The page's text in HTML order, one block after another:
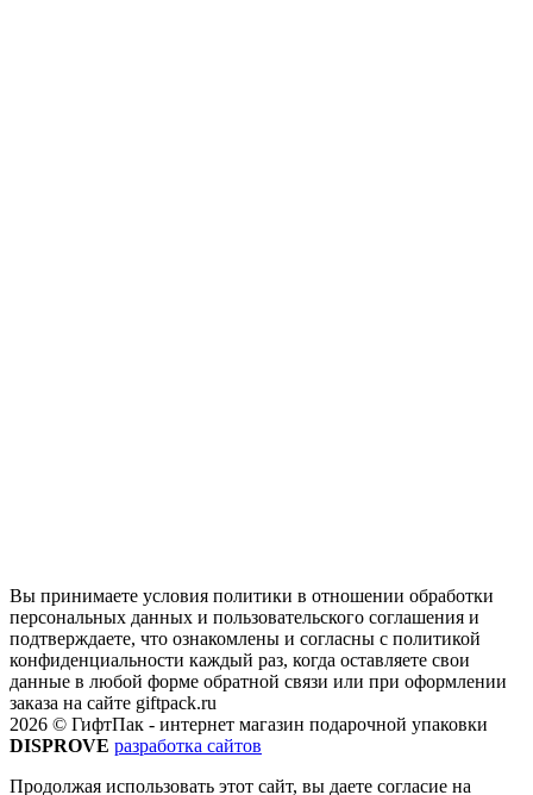
Вы принимаете условия политики в отношении обработки
персональных данных и пользовательского соглашения и
подтверждаете, что ознакомлены и согласны с политикой
конфиденциальности каждый раз, когда оставляете свои
данные в любой форме обратной связи или при оформлении
заказа на сайте giftpack.ru
2026 © ГифтПак - интернет магазин подарочной упаковки
DISPROVE разработка сайтов
Продолжая использовать этот сайт, вы даете согласие на